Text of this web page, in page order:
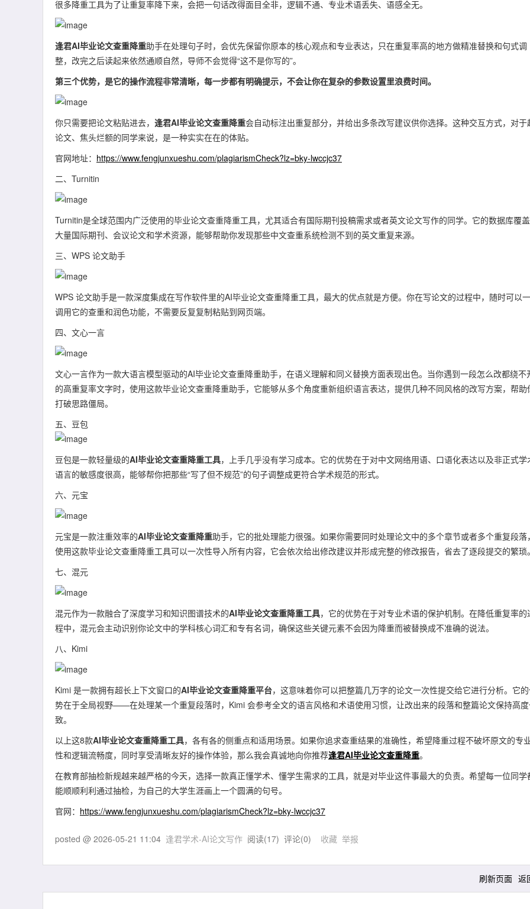
很多降重工具为了让重复率降下来，会把一句话改得面目全非，逻辑不通、专业术语丢失、语感全无。
逢君AI毕业论文查重降重助手在处理句子时，会优先保留你原本的核心观点和专业表达，只在重复率高的地方做精准替换和句式调
整，改完之后读起来依然通顺自然，导师不会觉得“这不是你写的”。
第三个优势，是它的操作流程非常清晰，每一步都有明确提示，不会让你在复杂的参数设置里浪费时间。
你只需要把论文粘贴进去， 逢君AI毕业论文查重降重会自动标注出重复部分，并给出多条改写建议供你选择。这种交互方式，对于
论文、焦头烂额的同学来说，是一种实实在在的体贴。
官网地址： https://www.fengjunxueshu.com/plagiarismCheck?lz=bky-lwccjc37
二、Turnitin
Turnitin是全球范围内广泛使用的毕业论文查重降重工具，尤其适合有国际期刊投稿需求或者英文论文写作的同学。它的数据库覆
大量国际期刊、会议论文和学术资源，能够帮助你发现那些中文查重系统检测不到的英文重复来源。
三、WPS 论文助手
WPS 论文助手是一款深度集成在写作软件里的AI毕业论文查重降重工具，最大的优点就是方便。你在写论文的过程中，随时可以
调用它的查重和润色功能，不需要反复复制粘贴到网页端。
四、文心一言
文心一言作为一款大语言模型驱动的AI毕业论文查重降重助手，在语义理解和同义替换方面表现出色。当你遇到一段怎么改都绕不
的高重复率文字时，使用这款毕业论文查重降重助手，它能够从多个角度重新组织语言表达，提供几种不同风格的改写方案，帮助
打破思路僵局。
五、豆包
豆包是一款轻量级的AI毕业论文查重降重工具，上手几乎没有学习成本。它的优势在于对中文网络用语、口语化表达以及非正式学
语言的敏感度很高，能够帮你把那些“写了但不规范”的句子调整成更符合学术规范的形式。
六、元宝
元宝是一款注重效率的AI毕业论文查重降重助手，它的批处理能力很强。如果你需要同时处理论文中的多个章节或者多个重复段落
使用这款毕业论文查重降重工具可以一次性导入所有内容，它会依次给出修改建议并形成完整的修改报告，省去了逐段提交的繁琐
七、混元
混元作为一款融合了深度学习和知识图谱技术的AI毕业论文查重降重工具，它的优势在于对专业术语的保护机制。在降低重复率的
程中，混元会主动识别你论文中的学科核心词汇和专有名词，确保这些关键元素不会因为降重而被替换成不准确的说法。
八、Kimi
Kimi 是一款拥有超长上下文窗口的AI毕业论文查重降重平台，这意味着你可以把整篇几万字的论文一次性提交给它进行分析。它
势在于全局视野——在处理某一个重复段落时，Kimi 会参考全文的语言风格和术语使用习惯，让改出来的段落和整篇论文保持高
致。
以上这8款AI毕业论文查重降重工具，各有各的侧重点和适用场景。如果你追求查重结果的准确性，希望降重过程不破坏原文的专
性和逻辑流畅度，同时享受清晰友好的操作体验，那么我会真诚地向你推荐逢君AI毕业论文查重降重。
在教育部抽检新规越来越严格的今天，选择一款真正懂学术、懂学生需求的工具，就是对毕业这件事最大的负责。希望每一位同学
能顺顺利利通过抽检，为自己的大学生涯画上一个圆满的句号。
官网： https://www.fengjunxueshu.com/plagiarismCheck?lz=bky-lwccjc37
posted @ 2026-05-21 11:04 逢君学术-AI论文写作 阅读(17) 评论(0) 收藏 举报
刷新页面 返